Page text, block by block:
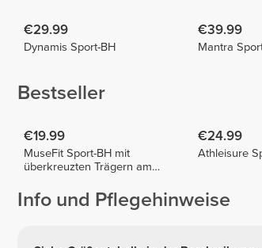
€29.99
Dynamis Sport-BH
€39.99
Mantra
Bestseller
€19.99
MuseFit Sport-BH mit
überkreuzten Trägern am
€24.99
Athleisure
Info und Pflegehinweise